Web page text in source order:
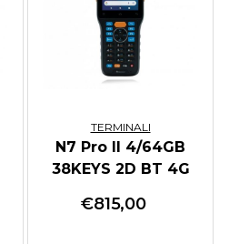
TERMINALI
N7 Pro II 4/64GB
38KEYS 2D BT 4G
€815,00